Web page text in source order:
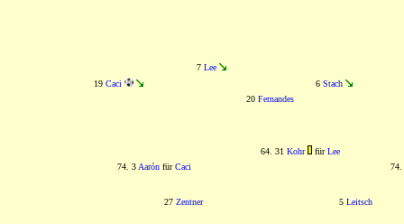
7 Lee
19 Caci 6 Stach
20 Fernandes
64. 31 Kohr fürLee
74. 3 Aarón fürCaci
27 Zentner 5 Leitsch